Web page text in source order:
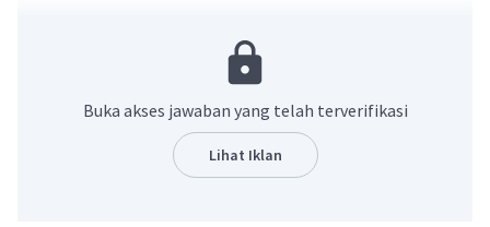
15 November 2023 10:49
Buka akses jawaban yang telah terverifikasi
Lihat Iklan